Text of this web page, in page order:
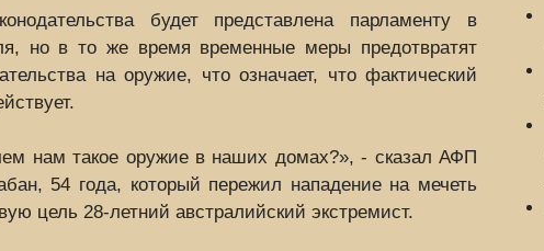
будет представлена ​​парламенту в
но в то же время временные меры предотвратят
на оружие, что означает, что фактический
нам такое оружие в наших домах?», - сказал АФП
54 года, который пережил нападение на мечеть
цель 28-летний австралийский экстремист.